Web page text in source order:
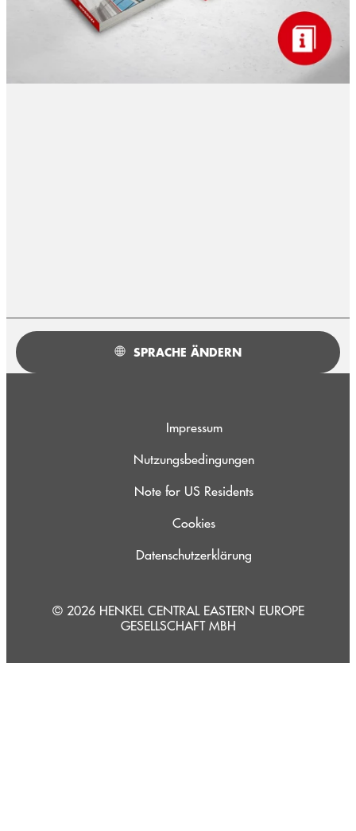
SPRACHE ÄNDERN
Impressum
Nutzungsbedingungen
Note for US Residents
Cookies
Datenschutzerklärung
© 2026 HENKEL CENTRAL EASTERN EUROPE
GESELLSCHAFT MBH